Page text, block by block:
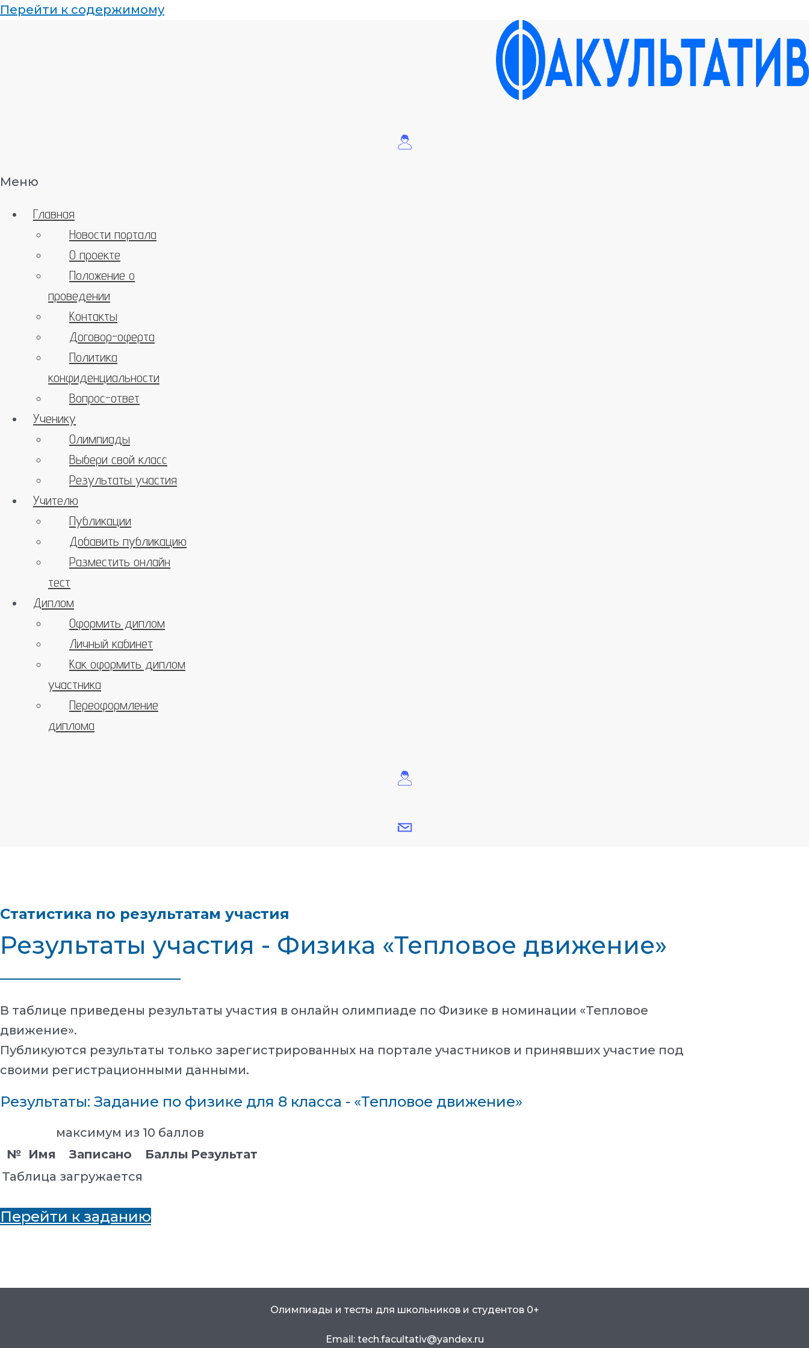
Перейти к содержимому
Меню
Главная
Новости портала
О проекте
Положение о
проведении
Контакты
Договор-оферта
Политика
конфиденциальности
Вопрос-ответ
Ученику
Олимпиады
Выбери свой класс
Результаты участия
Учителю
Публикации
Добавить публикацию
Разместить онлайн
тест
Диплом
Оформить диплом
Личный кабинет
Как оформить диплом
участника
Переоформление
диплома
Статистика по результатам участия
Результаты участия - Физика «Тепловое движение»
В таблице приведены результаты участия в онлайн олимпиаде по Физике в номинации «Тепловое
движение».
Публикуются результаты только зарегистрированных на портале участников и принявших участие под
своими регистрационными данными.
Результаты: Задание по физике для 8 класса - «Тепловое движение»
максимум из 10 баллов
№ Имя Записано Баллы Результат
Таблица загружается
Перейти к заданию
Олимпиады и тесты для школьников и студентов 0+
Email: tech.facultativ@yandex.ru